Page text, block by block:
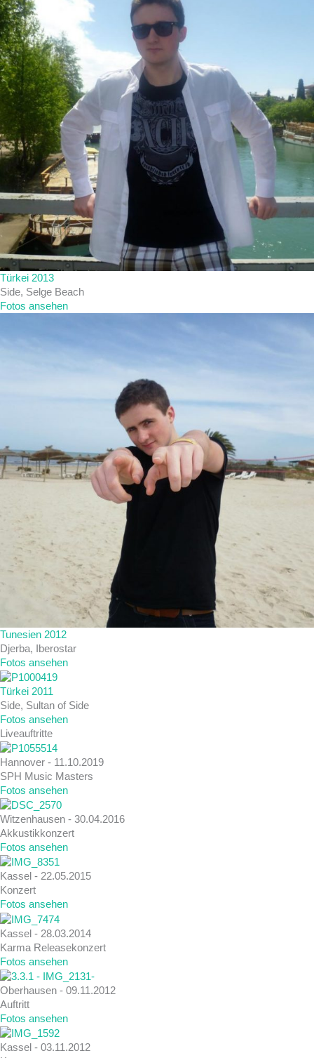
Türkei 2013
Side, Selge Beach
Fotos ansehen
Tunesien 2012
Djerba, Iberostar
Fotos ansehen
Türkei 2011
Side, Sultan of Side
Fotos ansehen
Liveauftritte
Hannover - 11.10.2019
SPH Music Masters
Fotos ansehen
Witzenhausen - 30.04.2016
Akkustikkonzert
Fotos ansehen
Kassel - 22.05.2015
Konzert
Fotos ansehen
Kassel - 28.03.2014
Karma Releasekonzert
Fotos ansehen
Oberhausen - 09.11.2012
Auftritt
Fotos ansehen
Kassel - 03.11.2012